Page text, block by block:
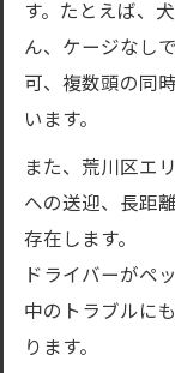
ント
す。たとえば、
ん、ケージなし
可、複数頭の同
います。
また、荒川区エ
への送迎、長距
存在します。
ドライバーがペ
中のトラブルに
ります。